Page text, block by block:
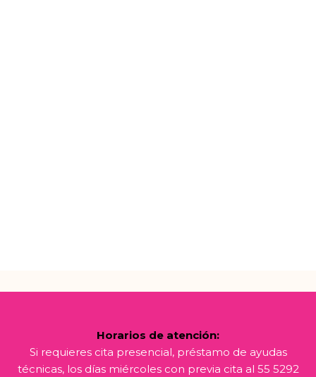
Horarios de atención:
Si requieres cita presencial, préstamo de ayudas
técnicas, los días miércoles con previa cita al 55 5292